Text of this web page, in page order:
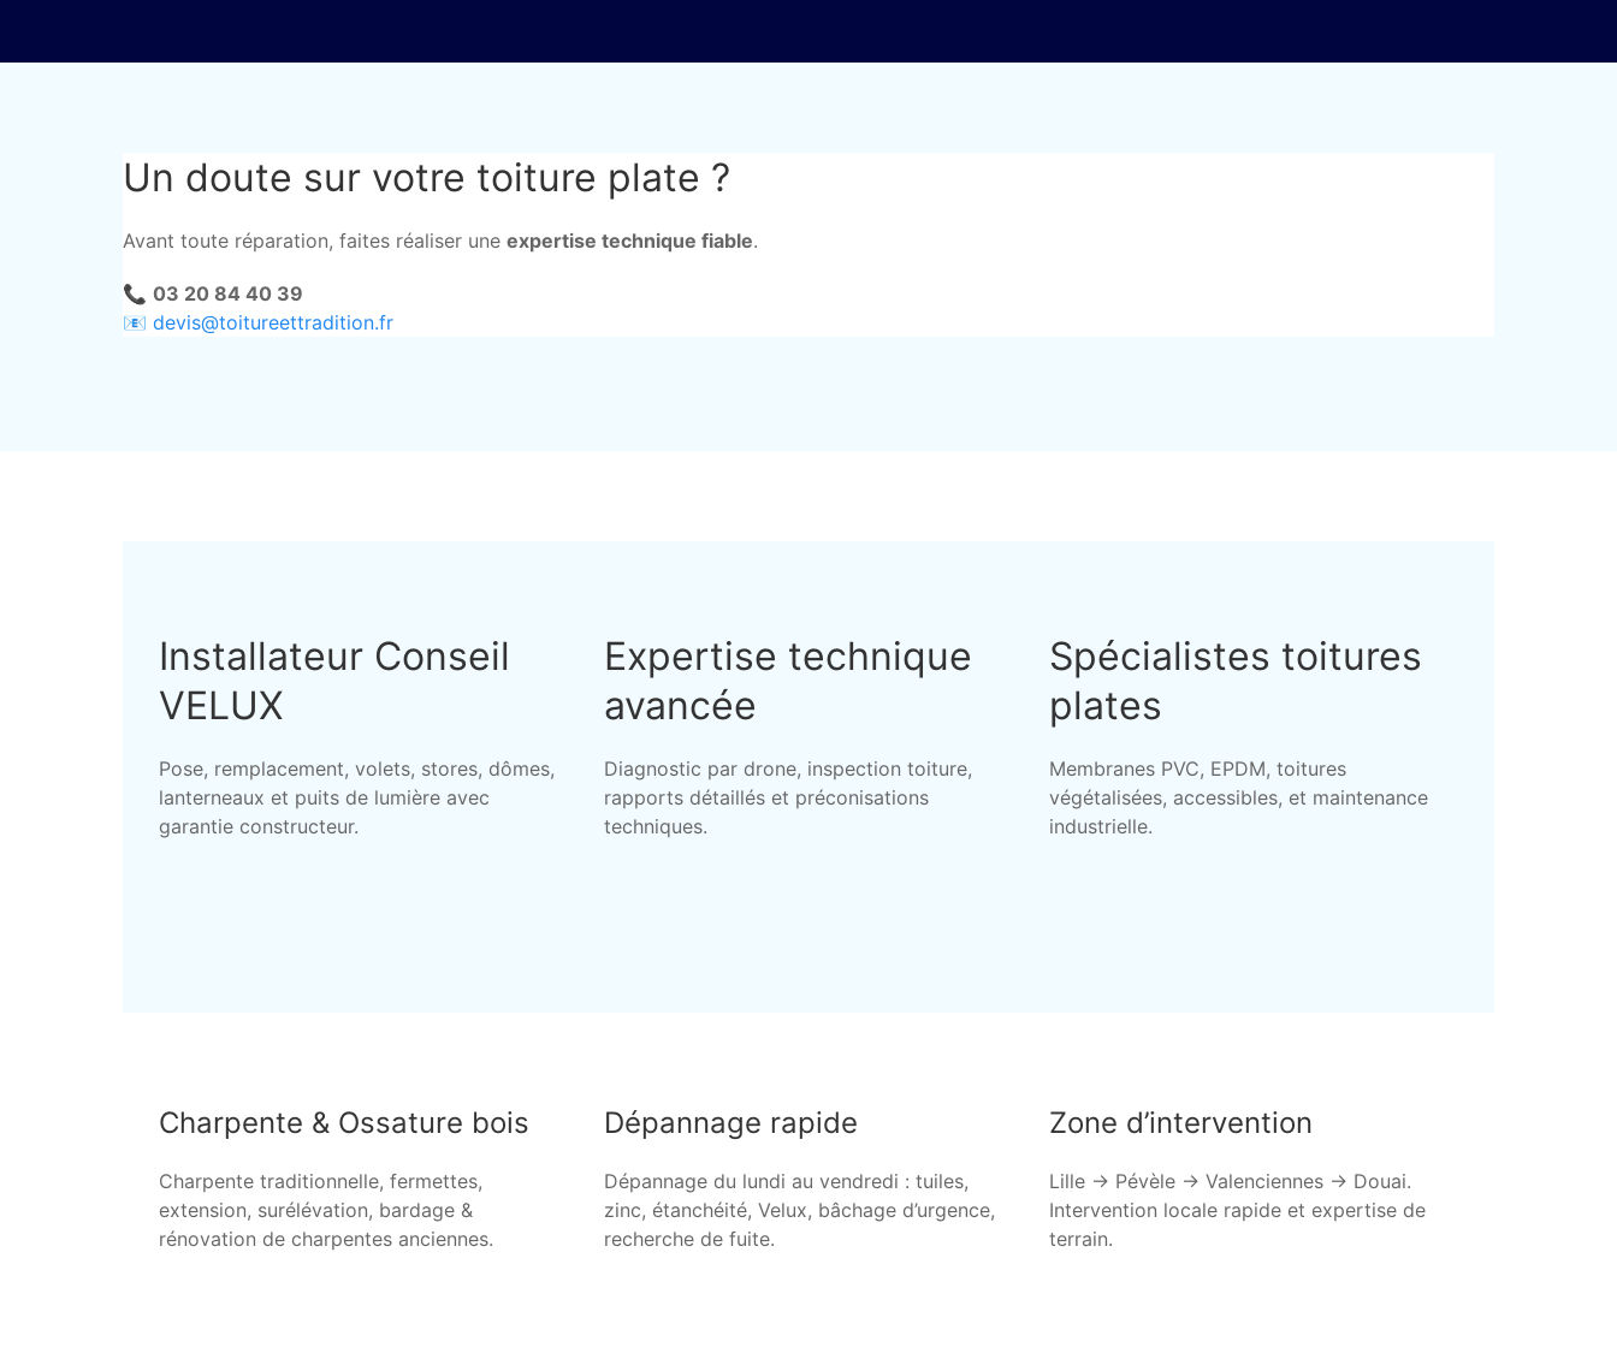
Un doute sur votre toiture plate ?
Avant toute réparation, faites réaliser une expertise technique fiable.
📞 03 20 84 40 39
📧 devis@toitureettradition.fr
Installateur Conseil
VELUX
Pose, remplacement, volets, stores, dômes,
lanterneaux et puits de lumière avec
garantie constructeur.
Expertise technique
avancée
Diagnostic par drone, inspection toiture,
rapports détaillés et préconisations
techniques.
Spécialistes toitures
plates
Membranes PVC, EPDM, toitures
végétalisées, accessibles, et maintenance
industrielle.
Charpente & Ossature bois
Charpente traditionnelle, fermettes,
extension, surélévation, bardage &
rénovation de charpentes anciennes.
Dépannage rapide
Dépannage du lundi au vendredi : tuiles,
zinc, étanchéité, Velux, bâchage d’urgence,
recherche de fuite.
Zone d’intervention
Lille → Pévèle → Valenciennes → Douai.
Intervention locale rapide et expertise de
terrain.